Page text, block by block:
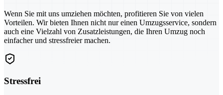
Wenn Sie mit uns umziehen möchten, profitieren Sie von vielen
Vorteilen. Wir bieten Ihnen nicht nur einen Umzugsservice, sondern
auch eine Vielzahl von Zusatzleistungen, die Ihren Umzug noch
einfacher und stressfreier machen.
Stressfrei